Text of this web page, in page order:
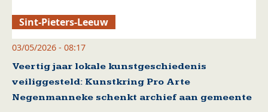
Sint-Pieters-Leeuw
03/05/2026 - 08:17
Veertig jaar lokale kunstgeschiedenis
veiliggesteld: Kunstkring Pro Arte
Negenmanneke schenkt archief aan gemeente